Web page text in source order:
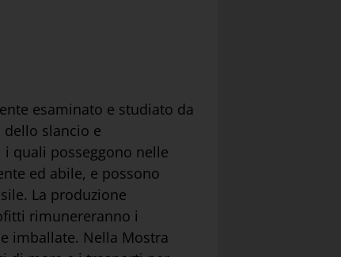
esaminato e studiato da
slancio e
quali posseggono nelle
ed abile, e possono
La produzione
rimunereranno i
imballate. Nella Mostra